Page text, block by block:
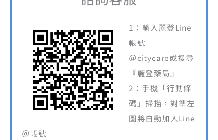
1：輸入麗登Line
帳號
＠citycare或搜尋
『麗登藥局』
2：手機「行動條
碼」掃描，對準左
圖將自動加入Line
＠帳號